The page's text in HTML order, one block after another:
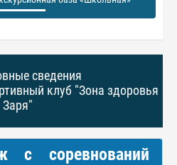
сведения
клуб "Зона здоровья
Заря"
с соревнований